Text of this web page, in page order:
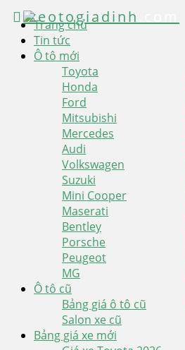
Trang chủ
Tin tức
Ô tô mới
Toyota
Honda
Ford
Mitsubishi
Mercedes
Audi
Volkswagen
Suzuki
Mini Cooper
Maserati
Bentley
Porsche
Peugeot
MG
Ô tô cũ
Bảng giá ô tô cũ
Salon xe cũ
Bảng giá xe mới
xeotogiadinh